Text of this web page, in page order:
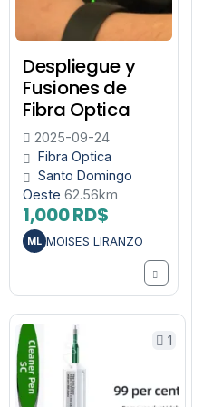
Despliegue y
Fusiones de
Fibra Optica
2025-09-24
Fibra Optica
Santo Domingo
Oeste 62.56km
1,000 RD$
ML MOISES LIRANZO
1